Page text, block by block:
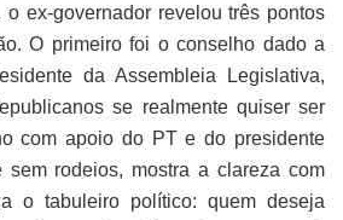
o ex-governador revelou três pontos
O primeiro foi o conselho dado a
da Assembleia Legislativa,
se realmente quiser ser
com apoio do PT e do presidente
sem rodeios, mostra a clareza com
o tabuleiro político: quem deseja